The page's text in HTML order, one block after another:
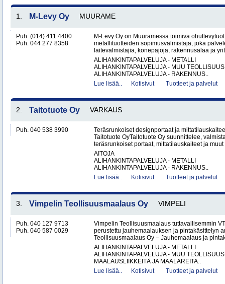
1. M-Levy Oy MUURAME
Puh. (014) 411 4400
Puh. 044 277 8358
M-Levy Oy on Muuramessa toimiva
metallituotteiden sopimusvalmistaja, joka
laitevalmistajia, konepajoja, rakennusalaa ja
ALIHANKINTAPALVELUJA - METALLI
ALIHANKINTAPALVELUJA - MUU TEOLLISUUS
ALIHANKINTAPALVELUJA - RAKENNUS..
Lue lisää..
Kotisivut Tuotteet ja palvelut
2. Taitotuote Oy VARKAUS
Puh. 040 538 3990
Teräsrunkoiset designportaat ja
Taitotuote OyTaitotuote Oy suunnittelee,
teräsrunkoiset portaat, mittatilauskaiteet ja muut
AITOJA
ALIHANKINTAPALVELUJA - METALLI
ALIHANKINTAPALVELUJA - RAKENNUS..
Lue lisää..
Kotisivut Tuotteet ja palvelut
3. Vimpelin Teollisuusmaalaus Oy VIMPELI
Puh. 040 127 9713
Puh. 040 587 0029
Vimpelin Teollisuusmaalaus tuttavallisemmin
perustettu jauhemaalauksen ja pintakäsittelyn
Teollisuusmaalaus Oy – Jauhemaalaus ja
ALIHANKINTAPALVELUJA - METALLI
ALIHANKINTAPALVELUJA - MUU TEOLLISUUS
MAALAUSLIIKKEITÄ JA MAALAREITA..
Lue lisää..
Kotisivut Tuotteet ja palvelut